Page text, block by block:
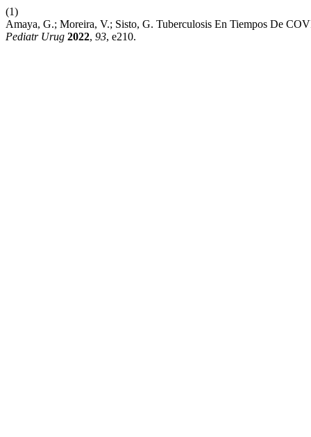
(1)
Amaya, G.; Moreira, V.; Sisto, G. Tuberculosis En Tiempos De
Pediatr Urug 2022, 93, e210.